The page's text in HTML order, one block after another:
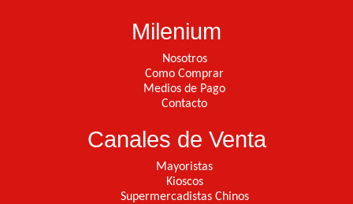
Milenium
Nosotros
Como Comprar
Medios de Pago
Contacto
Canales de Venta
Mayoristas
Kioscos
Supermercadistas Chinos